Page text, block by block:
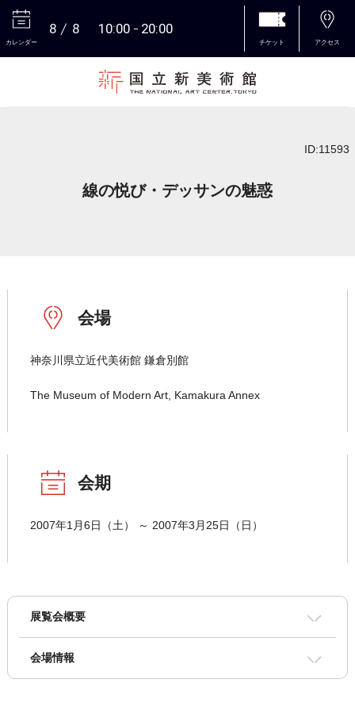
カレンダー
8 8 10:00 20:00
チケット アクセス
ID:11593
線の悦び・デッサンの魅惑
会場
神奈川県立近代美術館 鎌倉別館
The Museum of Modern Art, Kamakura Annex
会期
2007年1月6日（土） ～ 2007年3月25日（日）
展覧会概要
会場情報